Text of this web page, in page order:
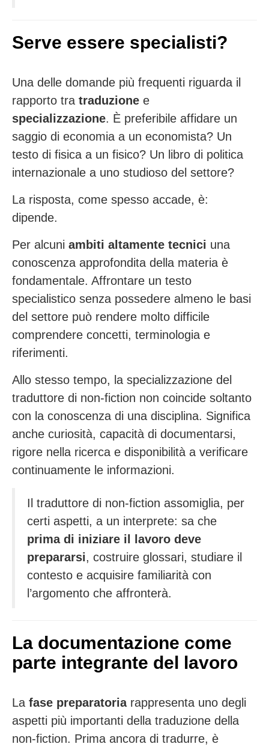
Serve essere specialisti?
Una delle domande più frequenti riguarda il
rapporto tra traduzione e
specializzazione. È preferibile affidare un
saggio di economia a un economista? Un
testo di fisica a un fisico? Un libro di politica
internazionale a uno studioso del settore?
La risposta, come spesso accade, è:
dipende.
Per alcuni ambiti altamente tecnici una
conoscenza approfondita della materia è
fondamentale. Affrontare un testo
specialistico senza possedere almeno le basi
del settore può rendere molto difficile
comprendere concetti, terminologia e
riferimenti.
Allo stesso tempo, la specializzazione del
traduttore di non-fiction non coincide soltanto
con la conoscenza di una disciplina. Significa
anche curiosità, capacità di documentarsi,
rigore nella ricerca e disponibilità a verificare
continuamente le informazioni.
Il traduttore di non-fiction assomiglia, per
certi aspetti, a un interprete: sa che
prima di iniziare il lavoro deve
prepararsi, costruire glossari, studiare il
contesto e acquisire familiarità con
l’argomento che affronterà.
La documentazione come
parte integrante del lavoro
La fase preparatoriarappresenta uno degli
aspetti più importanti della traduzione della
non-fiction. Prima ancora di tradurre, è